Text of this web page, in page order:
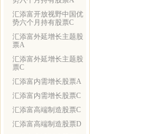
汇添富开放视野中国优
势六个月持有股票C
汇添富外延增长主题股
票A
汇添富外延增长主题股
票C
汇添富内需增长股票A
汇添富内需增长股票C
汇添富高端制造股票C
汇添富高端制造股票D